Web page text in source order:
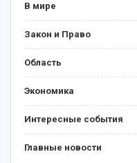
В мире
Закон и Право
Область
Экономика
Интересные события
Главные новости